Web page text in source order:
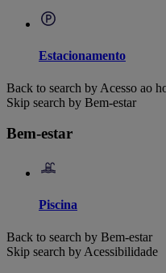
Estacionamento
Back to search by Acesso ao
Skip search by Bem-estar
Bem-estar
Piscina
Back to search by Bem-estar
Skip search by Acessibilidade